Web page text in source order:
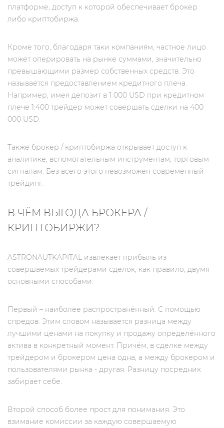
платформе, доступ к которой обеспечивает брокер
либо криптобиржа.
Кроме того, благодаря таки компаниям, частное лицо
может оперировать на рынке суммами, значительно
превышающими размер собственных средств. Это
называется предоставлением кредитного плеча.
Например, имея депозит в 1 000 USD при кредитном
плече 1:400 трейдер может совершать сделки на 400
000 USD.
Также брокер / криптобиржа открывает доступ к
аналитике, вспомогательным инструментам, торговым
сигналам. Без всего этого невозможен современный
трейдинг.
В ЧЁМ ВЫГОДА БРОКЕРА /
КРИПТОБИРЖИ?
ASTRONAUTKAPITAL извлекает прибыль из
совершаемых трейдерами сделок, как правило, двумя
основными способами.
Первый – наиболее распространённый. С помощью
спредов. Этим словом называется разница между
лучшими ценами на покупку и продажу определённого
актива в конкретный момент. Причём, в сделке между
трейдером и брокером цена одна, а между брокером и
пользователями рынка - другая. Разницу посредник
забирает себе.
Второй способ более прост для понимания. Это
взимание комиссии за каждую совершаемую